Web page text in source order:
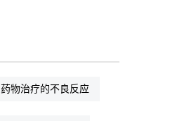
药物治疗的不良反应